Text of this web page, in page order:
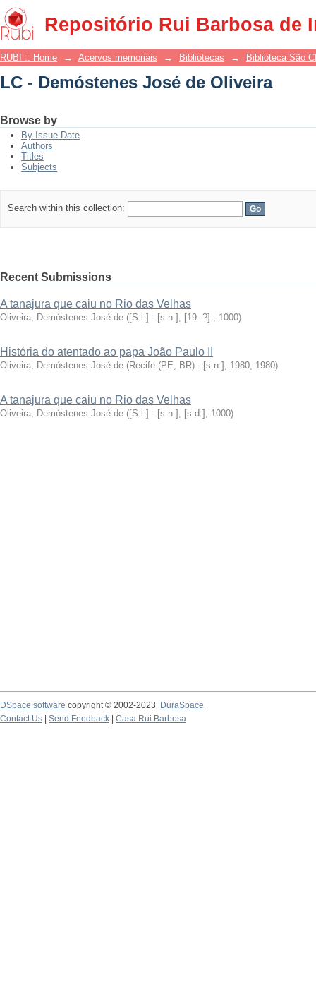
Repositório Rui Barbosa de
LC - Demóstenes José de Oliveira
RUBI :: Home → Acervos memoriais → Bibliotecas → Biblioteca São
LC - Demóstenes José de Oliveira
Browse by
By Issue Date
Authors
Titles
Subjects
Search within this collection:
Recent Submissions
A tanajura que caiu no Rio das Velhas
Oliveira, Demóstenes José de ([S.l.] : [s.n.], [19--?]., 1000)
História do atentado ao papa João Paulo II
Oliveira, Demóstenes José de (Recife (PE, BR) : [s.n.], 1980, 1980)
A tanajura que caiu no Rio das Velhas
Oliveira, Demóstenes José de ([S.l.] : [s.n.], [s.d.] , 1000)
DSpace software copyright © 2002-2023
DuraSpace
Contact Us
Send Feedback Casa Rui Barbosa